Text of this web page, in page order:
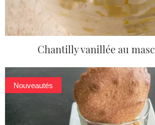
Chantilly vanillée au
Nouveautés